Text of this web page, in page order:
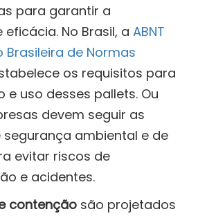
para garantir a
No Brasil, a ABNT
Brasileira de Normas
os requisitos para
e uso desses pallets. Ou
devem seguir as
segurança ambiental e de
evitar riscos de
e acidentes.
contenção são projetados